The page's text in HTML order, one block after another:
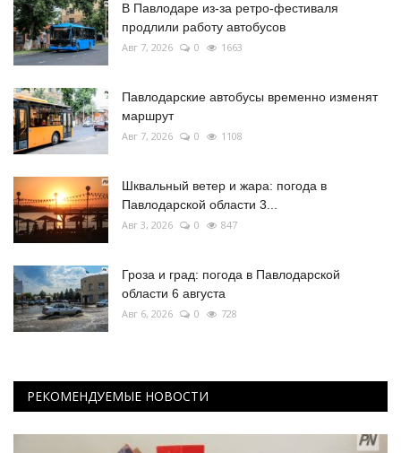
В Павлодаре из-за ретро-фестиваля
продлили работу автобусов
Авг 7, 2026 0 1663
Павлодарские автобусы временно изменят
маршрут
Авг 7, 2026 0 1108
Шквальный ветер и жара: погода в
Павлодарской области 3...
Авг 3, 2026 0 847
Гроза и град: погода в Павлодарской
области 6 августа
Авг 6, 2026 0 728
РЕКОМЕНДУЕМЫЕ НОВОСТИ